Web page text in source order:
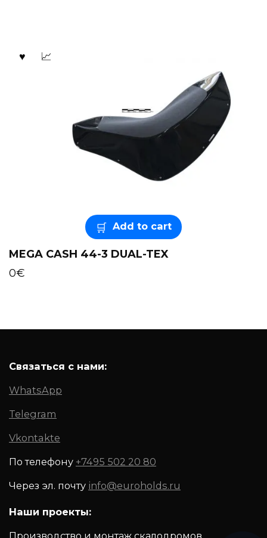
Add to cart
MEGA CASH 44-3 DUAL-TEX
0€
Связаться с нами:
WhatsApp
Telegram
Vkontakte
По телефону +7495 502 20 80
Через эл. почту info@euroholds.ru
Наши проекты: